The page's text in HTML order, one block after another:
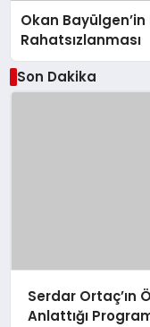
Okan Bayülgen’in
Rahatsızlanması
Son Dakika
Serdar Ortaç’ın
Anlattığı